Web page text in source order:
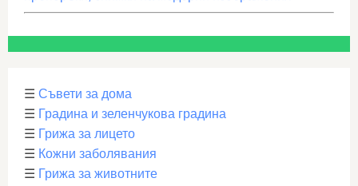
☰ Съвети за дома
☰ Градина и зеленчукова градина
☰ Грижа за лицето
☰ Кожни заболявания
☰ Грижа за животните